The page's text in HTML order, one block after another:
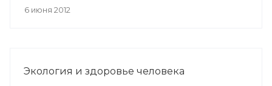
работников отрасли здравоохранения,
6 июня 2012
Экология и здоровье человека